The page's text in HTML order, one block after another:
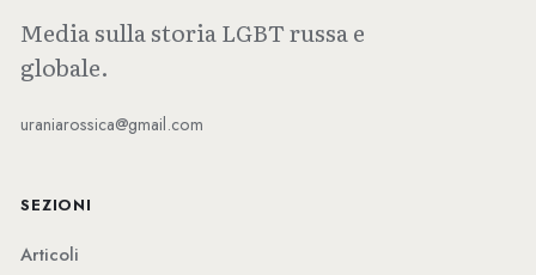
Media sulla storia LGBT russa e
globale.
uraniarossica@gmail.com
SEZIONI
Articoli